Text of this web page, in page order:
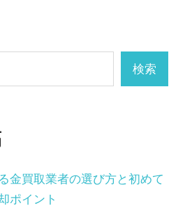
検索
金買取業者の選び方と初めて
ポイント